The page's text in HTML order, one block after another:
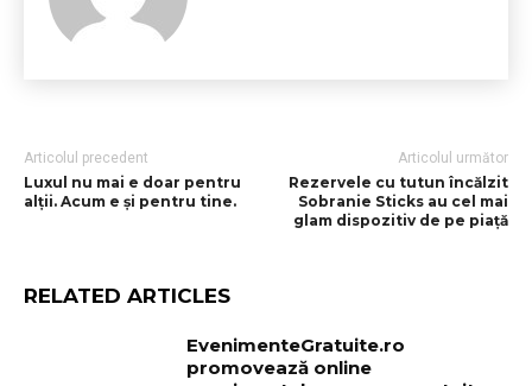
Articolul precedent
Luxul nu mai e doar pentru
alții. Acum e și pentru tine.
Articolul următor
Rezervele cu tutun încălzit
Sobranie Sticks au cel mai
glam dispozitiv de pe piață
RELATED ARTICLES
EvenimenteGratuite.ro
promovează online